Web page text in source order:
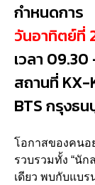
กำหนดการ
วันอาทิตย์ที่
เวลา
สถานที่
BTS กรุงธน
โอกาสของคนอ
รวบรวมทั้ง “นัก
เดียว พบกับแบ